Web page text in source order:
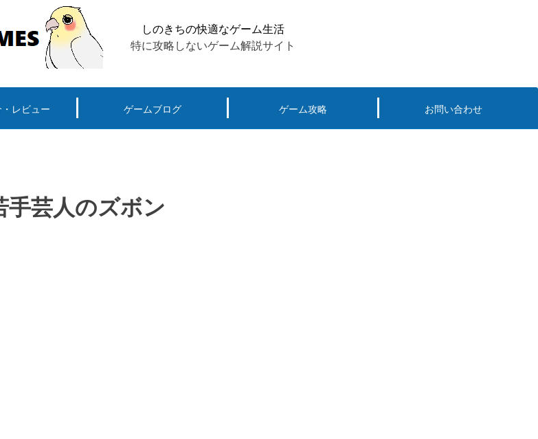
しのきちの快適なゲーム生活
特に攻略しないゲーム解説サイト
レビュー ゲームブログ ゲーム攻略 お問い合わせ
手芸人のズボン